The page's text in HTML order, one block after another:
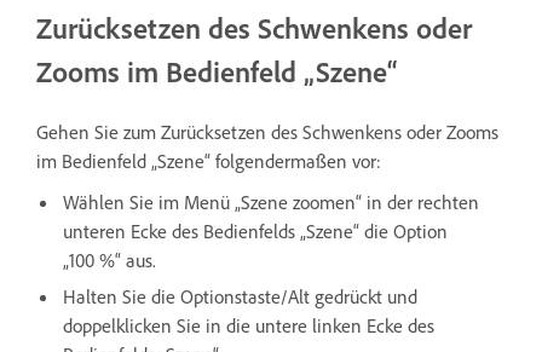
Zurücksetzen des Schwenkens oder
Zooms im Bedienfeld „Szene“
Gehen Sie zum Zurücksetzen des Schwenkens oder Zooms
im Bedienfeld „Szene“ folgendermaßen vor:
Wählen Sie im Menü „Szene zoomen“ in der rechten
unteren Ecke des Bedienfelds „Szene“ die Option
„100 %“ aus.
Halten Sie die Optionstaste/Alt gedrückt und
doppelklicken Sie in die untere linken Ecke des